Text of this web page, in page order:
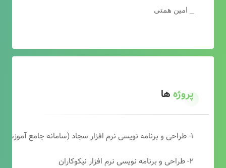
_ امین همتی
پروژهها
۱- طراحی و برنامه نویسی نرم افزار سجاد (سامانه جامع آموزشی دارالقرآن)
۲- طراحی و برنامه نویسی نرم افزار نیکوکاران